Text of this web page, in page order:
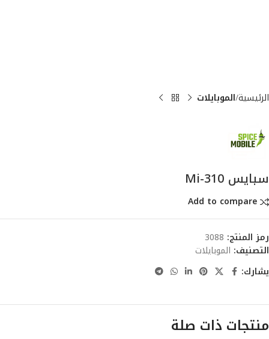
الرئيسية الموبايلات
سبايس Mi-310
Add to compare
رمز المنتج: 3088
التصنيف: الموبايلات
يشارك:
منتجات ذات صلة